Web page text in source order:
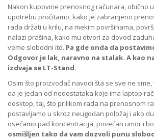
Nakon kupovine prenosnog računara, obično
upotrebu pročitamo, kako je zabranjeno
rada držati u krilu, na mekim površinama,
nalazi prašina, kako mu otvori za dovod
veme slobodni itd. Pa gde onda da
Odgovor je lak, naravno na stalak. A kao
izdvaja se LT-Stand.
Osim što proizvođač navodi šta se sve ne
da je jedan od nedostataka koje ima laptop
desktop, taj, što prilikom rada na prenosnom
postavljamo u skroz neugodan položaj i ako
osećamo pad koncentracija, povećan umor i
osmišljen tako da vam dozvoli punu